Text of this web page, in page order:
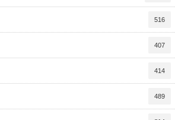
516
407
414
489